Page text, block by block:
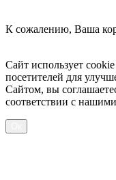
К сожалению, Ваша
Сайт использует
посетителей для
Сайтом, вы
соответствии с нашими